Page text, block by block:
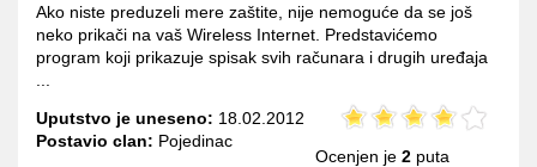
Ako niste preduzeli mere zaštite, nije nemoguće da se još
neko prikači na vaš Wireless Internet. Predstavićemo
program koji prikazuje spisak svih računara i drugih uređaja
Uputstvo je uneseno: 18.02.2012
Postavio clan: Pojedinac
Ocenjen je 2 puta